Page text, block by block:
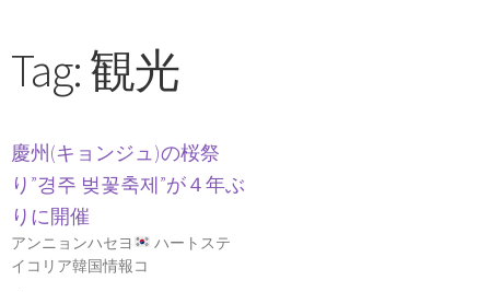
Tag: 観光
慶州(キョンジュ)の桜祭
り”경주 벚꽃축제”が４年ぶ
りに開催
アンニョンハセヨ
ハートステ
イコリア韓国情報コ